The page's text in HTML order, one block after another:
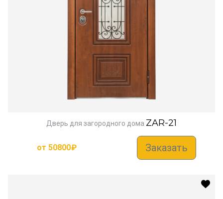
Дверь для загородного дома ZAR-21
от 50800₽ Заказать